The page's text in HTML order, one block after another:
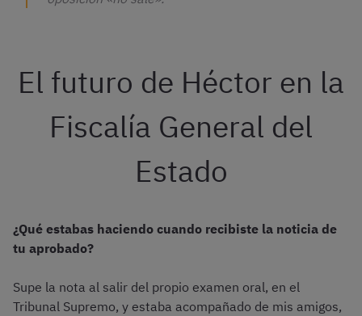
El futuro de Héctor en la
Fiscalía General del
Estado
¿Qué estabas haciendo cuando recibiste la noticia de
tu aprobado?
Supe la nota al salir del propio examen oral, en el
Tribunal Supremo, y estaba acompañado de mis amigos,